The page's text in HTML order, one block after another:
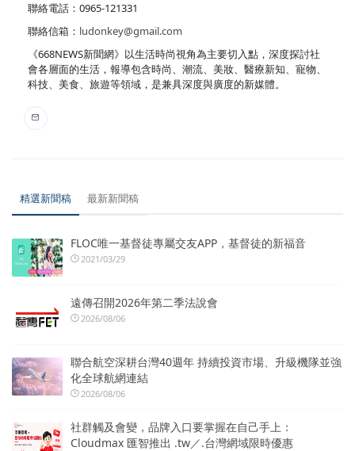
聯絡電話：0965-121331
聯絡信箱： ludonkey@gmail.com
《668NEWS新聞網》以生活時尚視角為主要切入點，深度探討社
會各層面的生活，報導包含時尚、潮流、美妝、醫療新知、寵物、
科技、美食、旅遊等領域，是兼具深度與廣度的新媒體。
精選新聞稿 最新新聞稿
FLOC唯一基督徒專屬交友APP，基督徒的新福音
2021/03/29
遠傳召開2026年第二季法說會
2026/08/06
聯合航空深耕台灣40週年 持續投資市場、升級機隊並強
化全球航網連結
2026/08/06
社群觸及會變，品牌入口要掌握在自己手上：
Cloudmax 匯智推出 .tw／.台灣網域限時優惠